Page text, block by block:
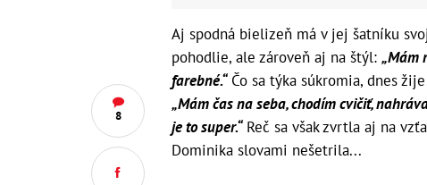
8
Aj spodná bielizeň má v jej šatníku
pohodlie, ale zároveň aj na štýl: „Mám
farebné.“Čo sa týka súkromia, dnes
„Mám čas na seba, chodím cvičiť,
je to super.“Reč sa však zvrtla aj na
Dominika slovami nešetrila...